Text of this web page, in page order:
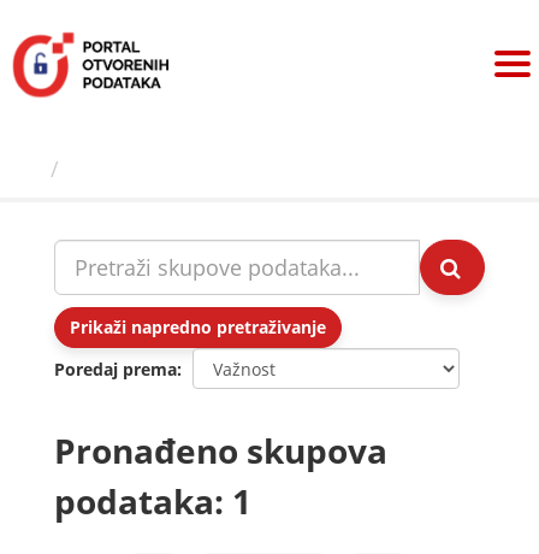
sadržaj
Prikaži napredno pretraživanje
Poredaj prema
Pronađeno skupova
podataka: 1